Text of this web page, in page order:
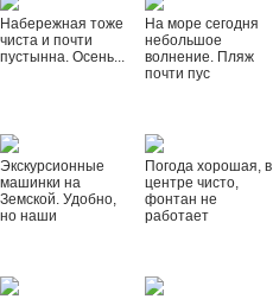
Набережная тоже
чиста и почти
пустынна. Осень...
На море сегодня
небольшое
волнение. Пляж
почти пус
Экскурсионные
машинки на
Земской. Удобно,
но наши
Погода хорошая, в
центре чисто,
фонтан не
работает